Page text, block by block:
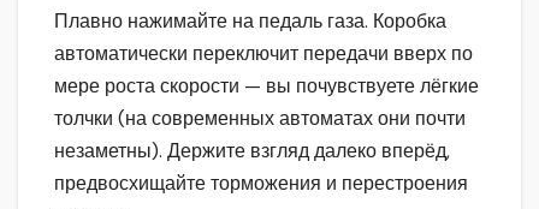
Плавно нажимайте на педаль газа. Коробка
автоматически переключит передачи вверх по
мере роста скорости — вы почувствуете лёгкие
толчки (на современных автоматах они почти
незаметны). Держите взгляд далеко вперёд,
предвосхищайте торможения и перестроения